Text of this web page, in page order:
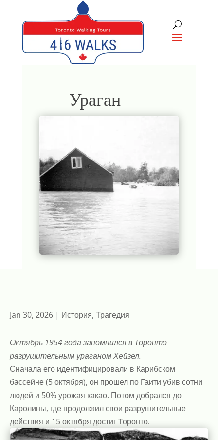
Ураган
Jan 30, 2026 | История, Трагедия
Октябрь 1954 года запомнился в Торонто
разрушительным ураганом Хейзел.
Сначала его идентифицировали в Карибском
бассейне (5 октября), он прошел по Гаити убив сотни
людей и 50% урожая какао. Потом добрался до
Каролины, где продолжил свои разрушительные
действия и 15 октября достиг Торонто.